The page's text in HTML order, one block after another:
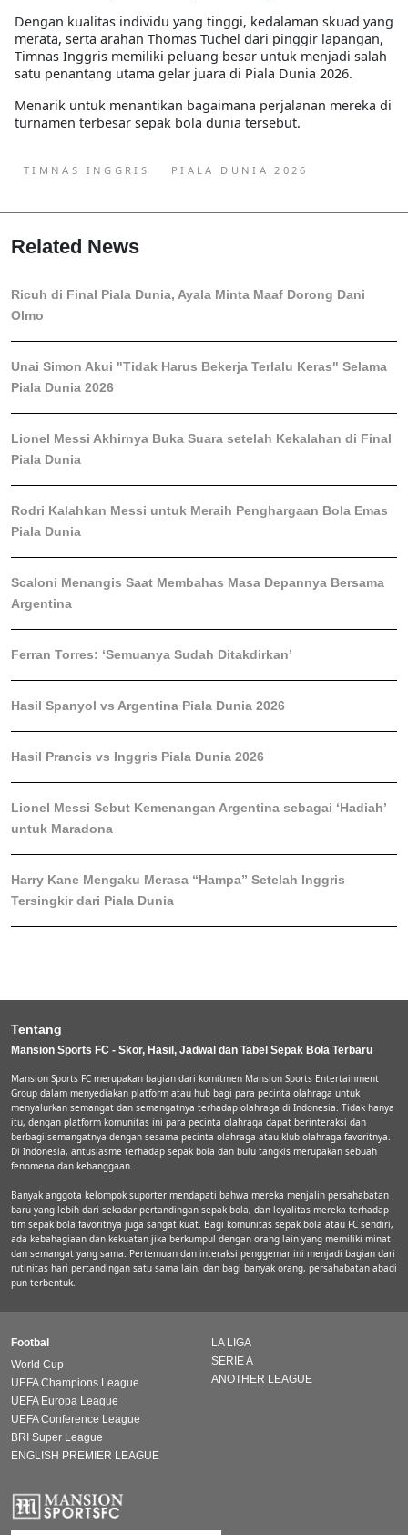
Dengan kualitas individu yang tinggi, kedalaman skuad yang
merata, serta arahan Thomas Tuchel dari pinggir lapangan,
Timnas Inggris memiliki peluang besar untuk menjadi salah
satu penantang utama gelar juara di Piala Dunia 2026.
Menarik untuk menantikan bagaimana perjalanan mereka di
turnamen terbesar sepak bola dunia tersebut.
TIMNAS INGGRIS PIALA DUNIA 2026
Related News
Ricuh di Final Piala Dunia, Ayala Minta Maaf Dorong Dani
Olmo
Unai Simon Akui "Tidak Harus Bekerja Terlalu Keras" Selama
Piala Dunia 2026
Lionel Messi Akhirnya Buka Suara setelah Kekalahan di Final
Piala Dunia
Rodri Kalahkan Messi untuk Meraih Penghargaan Bola Emas
Piala Dunia
Scaloni Menangis Saat Membahas Masa Depannya Bersama
Argentina
Ferran Torres: ‘Semuanya Sudah Ditakdirkan’
Hasil Spanyol vs Argentina Piala Dunia 2026
Hasil Prancis vs Inggris Piala Dunia 2026
Lionel Messi Sebut Kemenangan Argentina sebagai ‘Hadiah’
untuk Maradona
Harry Kane Mengaku Merasa “Hampa” Setelah Inggris
Tersingkir dari Piala Dunia
Tentang
Mansion Sports FC - Skor, Hasil, Jadwal dan Tabel Sepak Bola Terbaru
Mansion Sports FC merupakan bagian dari komitmen Mansion Sports Entertainment
Group dalam menyediakan platform atau hub bagi para pecinta olahraga untuk
menyalurkan semangat dan semangatnya terhadap olahraga di Indonesia. Tidak hanya
itu, dengan platform komunitas ini para pecinta olahraga dapat berinteraksi dan
berbagi semangatnya dengan sesama pecinta olahraga atau klub olahraga favoritnya.
Di Indonesia, antusiasme terhadap sepak bola dan bulu tangkis merupakan sebuah
fenomena dan kebanggaan.
Banyak anggota kelompok suporter mendapati bahwa mereka menjalin persahabatan
baru yang lebih dari sekadar pertandingan sepak bola, dan loyalitas mereka terhadap
tim sepak bola favoritnya juga sangat kuat. Bagi komunitas sepak bola atau FC sendiri,
ada kebahagiaan dan kekuatan jika berkumpul dengan orang lain yang memiliki minat
dan semangat yang sama. Pertemuan dan interaksi penggemar ini menjadi bagian dari
rutinitas hari pertandingan satu sama lain, dan bagi banyak orang, persahabatan abadi
pun terbentuk.
Footbal
World Cup
UEFA Champions League
UEFA Europa League
UEFA Conference League
BRI Super League
ENGLISH PREMIER LEAGUE
LA LIGA
SERIE A
ANOTHER LEAGUE